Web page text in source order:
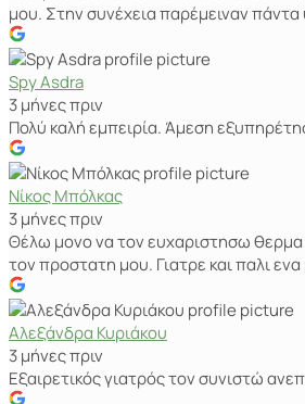
μου. Στην συνέχεια παρέμειναν πάντα
Spy Asdra
3 μήνες πριν
Πολύ καλή εμπειρία. Άμεση
Νίκος Μπόλκας
3 μήνες πριν
Θέλω μονο να τον ευχαριστησω θερμα
τον προστατη μου. Γιατρε και παλι
Αλεξάνδρα Κυριάκου
3 μήνες πριν
Εξαιρετικός γιατρός τον συνιστώ